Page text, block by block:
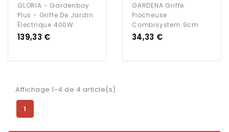
GLORIA - Gardenboy
Plus - Griffe De Jardin
Électrique 400W
Prix
139,33 €
GARDENA Griffe
Piocheuse
Combisystem 9cm
Prix
34,33 €
Affichage 1-4 de 4 article(s)
1